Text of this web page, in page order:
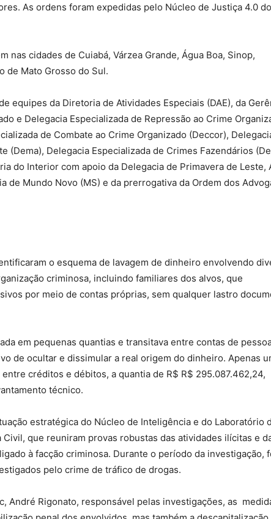
As ordens foram expedidas pelo Núcleo de Justiça 4.0
nas cidades de Cuiabá, Várzea Grande, Água Boa, Sinop,
de Mato Grosso do Sul.
equipes da Diretoria de Atividades Especiais (DAE), da
e Delegacia Especializada de Repressão ao Crime
de Combate ao Crime Organizado (Deccor),
(Dema), Delegacia Especializada de Crimes Fazendários
do Interior com apoio da Delegacia de Primavera de Leste,
de Mundo Novo (MS) e da prerrogativa da Ordem dos
o esquema de lavagem de dinheiro envolvendo
criminosa, incluindo familiares dos alvos, que
por meio de contas próprias, sem qualquer lastro
em pequenas quantias e transitava entre contas de
de ocultar e dissimular a real origem do dinheiro. Apenas
créditos e débitos, a quantia de R$ R$ 295.087.462,24,
técnico.
estratégica do Núcleo de Inteligência e do Laboratório
Civil, que reuniram provas robustas das atividades ilícitas e
à facção criminosa. Durante o período da investigação,
pelo crime de tráfico de drogas.
André Rigonato, responsável pelas investigações, as